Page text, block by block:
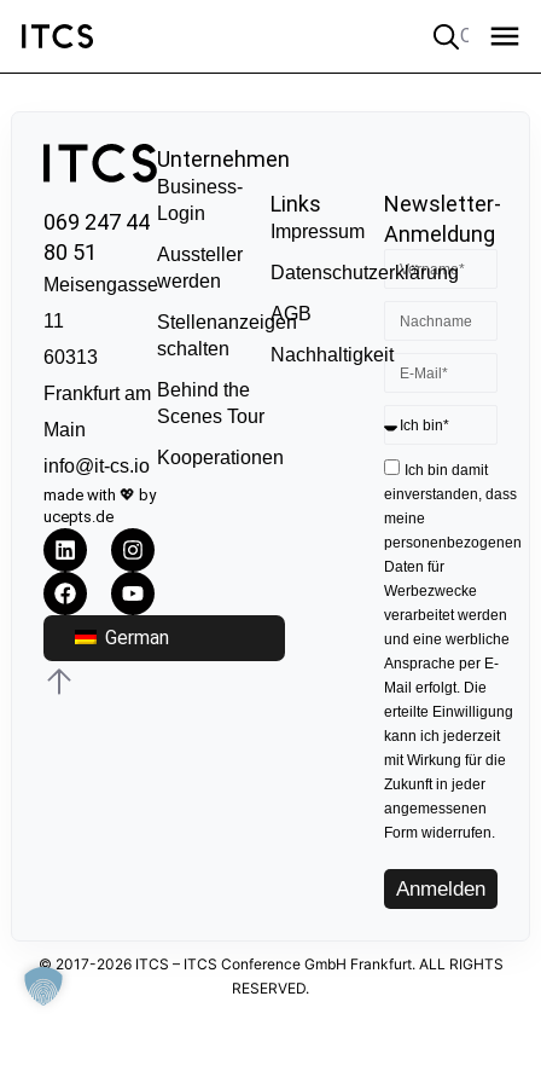
069 247 44
80 51
Meisengasse
11
60313
Frankfurt am
Main
info@it-cs.io
made with 💖 by
ucepts.de
German
Unternehmen
Business-
Login
Aussteller
werden
Stellenanzeigen
schalten
Behind the
Scenes Tour
Kooperationen
Links
Impressum
Datenschutzerklärung
AGB
Nachhaltigkeit
Newsletter-
Anmeldung
Ich bin damit
einverstanden, dass
meine
personenbezogenen
Daten für
Werbezwecke
verarbeitet werden
und eine werbliche
Ansprache per E-
Mail erfolgt. Die
erteilte Einwilligung
kann ich jederzeit
mit Wirkung für die
Zukunft in jeder
angemessenen
Form widerrufen.
Anmelden
© 2017-2026 ITCS – ITCS Conference GmbH Frankfurt. ALL RIGHTS
RESERVED.